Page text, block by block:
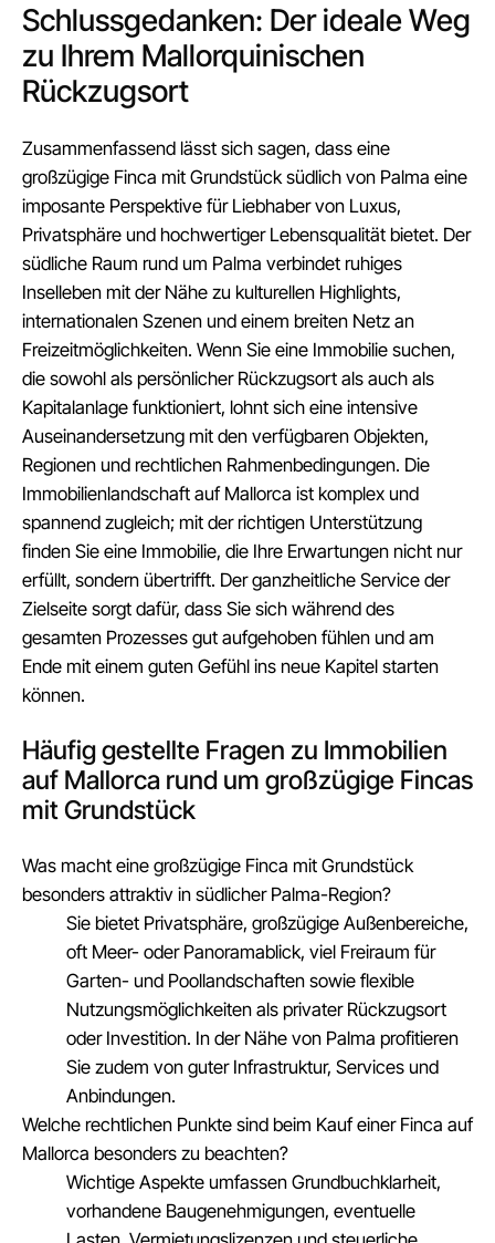
Schlussgedanken: Der ideale Weg
zu Ihrem Mallorquinischen
Rückzugsort
Zusammenfassend lässt sich sagen, dass eine
großzügige Finca mit Grundstück südlich von Palma eine
imposante Perspektive für Liebhaber von Luxus,
Privatsphäre und hochwertiger Lebensqualität bietet. Der
südliche Raum rund um Palma verbindet ruhiges
Inselleben mit der Nähe zu kulturellen Highlights,
internationalen Szenen und einem breiten Netz an
Freizeitmöglichkeiten. Wenn Sie eine Immobilie suchen,
die sowohl als persönlicher Rückzugsort als auch als
Kapitalanlage funktioniert, lohnt sich eine intensive
Auseinandersetzung mit den verfügbaren Objekten,
Regionen und rechtlichen Rahmenbedingungen. Die
Immobilienlandschaft auf Mallorca ist komplex und
spannend zugleich; mit der richtigen Unterstützung
finden Sie eine Immobilie, die Ihre Erwartungen nicht nur
erfüllt, sondern übertrifft. Der ganzheitliche Service der
Zielseite sorgt dafür, dass Sie sich während des
gesamten Prozesses gut aufgehoben fühlen und am
Ende mit einem guten Gefühl ins neue Kapitel starten
können.
Häufig gestellte Fragen zu Immobilien
auf Mallorca rund um großzügige Fincas
mit Grundstück
Was macht eine großzügige Finca mit Grundstück
besonders attraktiv in südlicher Palma-Region?
Sie bietet Privatsphäre, großzügige Außenbereiche,
oft Meer- oder Panoramablick, viel Freiraum für
Garten- und Poollandschaften sowie flexible
Nutzungsmöglichkeiten als privater Rückzugsort
oder Investition. In der Nähe von Palma profitieren
Sie zudem von guter Infrastruktur, Services und
Anbindungen.
Welche rechtlichen Punkte sind beim Kauf einer Finca auf
Mallorca besonders zu beachten?
Wichtige Aspekte umfassen Grundbuchklarheit,
vorhandene Baugenehmigungen, eventuelle